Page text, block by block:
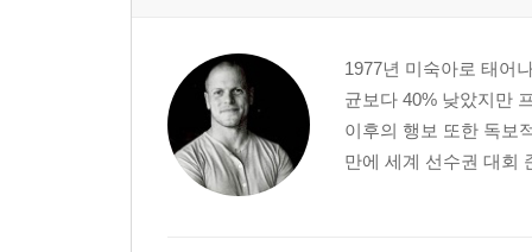
1977년 미숙아로 태어
균보다 40% 낮았지만
이후의 행보 또한 독보
만에 세계 선수권 대회